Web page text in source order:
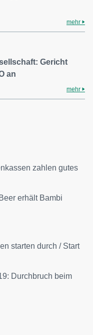
mehr
Gericht
an
mehr
zahlen gutes
erhält Bambi
starten durch / Start
Durchbruch beim